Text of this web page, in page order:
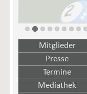
Mitglieder
Presse
Termine
Mediathek